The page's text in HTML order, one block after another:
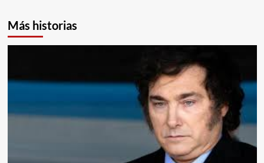
Más historias